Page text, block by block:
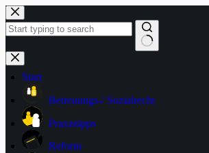
Zum
Inhalt
springen
Keine
Ergebnisse
Start
Betreuungs-/ Sozialrecht
Praxistipps
Reform